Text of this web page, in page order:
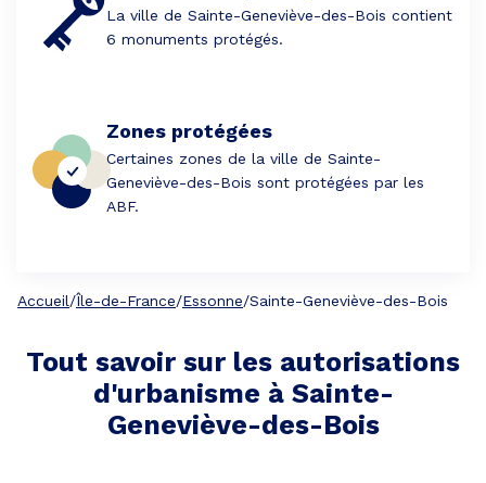
La ville de Sainte-Geneviève-des-Bois contient
6 monuments protégés.
Zones protégées
Certaines zones de la ville de Sainte-
Geneviève-des-Bois sont protégées par les
ABF.
Accueil/Île-de-France/Essonne/Sainte-Geneviève-des-Bois
Tout savoir sur les autorisations
d'urbanisme à Sainte-
Geneviève-des-Bois